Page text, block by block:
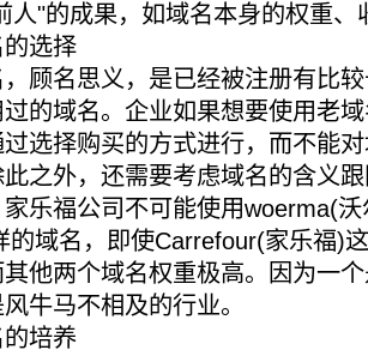
人"的成果，如域名本身的权重、
选择
名思义，是已经被注册有比较
的域名。企业如果想要使用老
选择购买的方式进行，而不能
之外，还需要考虑域名的含义
乐福公司不可能使用woerma(
的域名，即使Carrefour(家乐福)
他两个域名权重极高。因为一
牛马不相及的行业。
培养